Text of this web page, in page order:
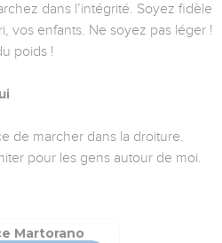
dans l’intégrité. Soyez fidèle
vos enfants. Ne soyez pas léger !
poids !
de marcher dans la droiture.
pour les gens autour de moi.
Martorano